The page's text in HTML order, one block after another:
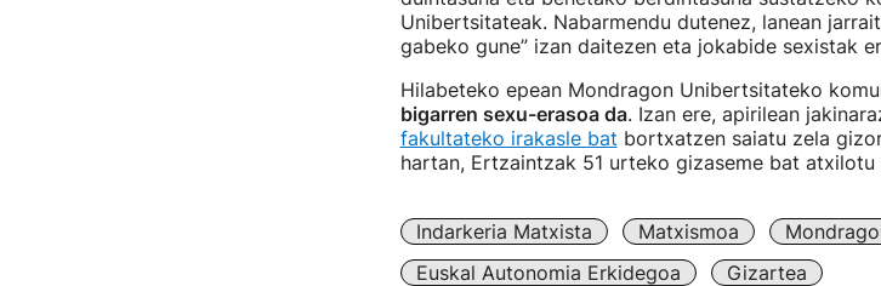
Unibertsitateak. Nabarmendu dutenez, lanean
gabeko gune” izan daitezen eta jokabide sexistak
Hilabeteko epean Mondragon Unibertsitateko
bigarren sexu-erasoa da. Izan ere, apirilean
fakultateko irakasle bat bortxatzen saiatu zela
hartan, Ertzaintzak 51 urteko gizaseme bat atxilotu
Indarkeria Matxista Matxismoa
Euskal Autonomia Erkidegoa
Gizartea